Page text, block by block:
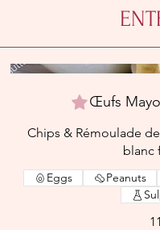
Œufs
Chips & Rémoulade
blanc
Eggs Peanuts